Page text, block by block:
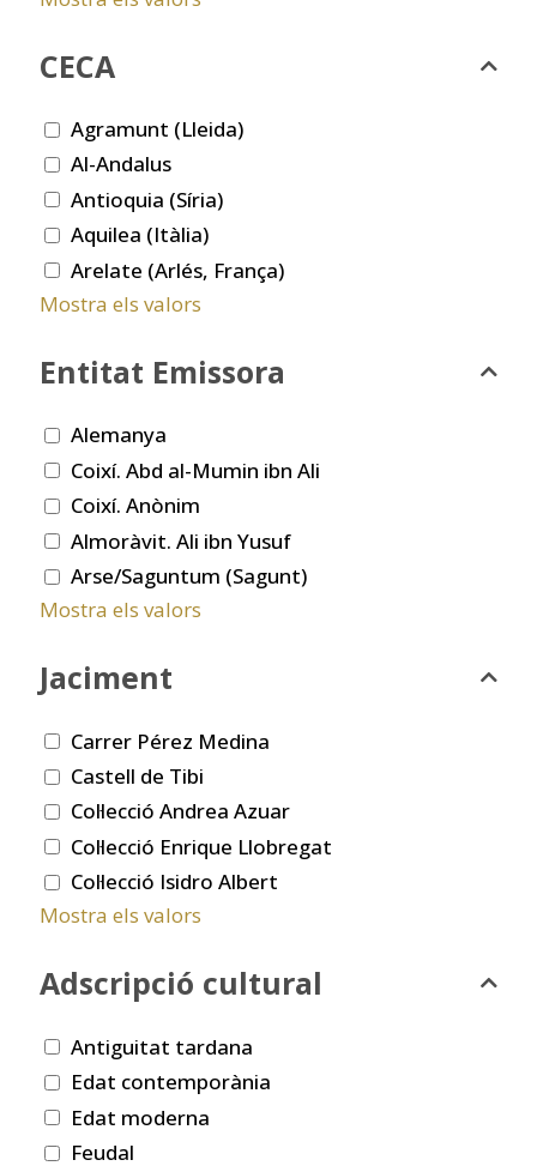
CECA
Agramunt (Lleida)
Al-Andalus
Antioquia (Síria)
Aquilea (Itàlia)
Arelate (Arlés, França)
Mostra els valors
Entitat Emissora
Alemanya
Coixí. Abd al-Mumin ibn Ali
Coixí. Anònim
Almoràvit. Ali ibn Yusuf
Arse/Saguntum (Sagunt)
Mostra els valors
Jaciment
Carrer Pérez Medina
Castell de Tibi
Col·lecció Andrea Azuar
Col·lecció Enrique Llobregat
Col·lecció Isidro Albert
Mostra els valors
Adscripció cultural
Antiguitat tardana
Edat contemporània
Edat moderna
Feudal